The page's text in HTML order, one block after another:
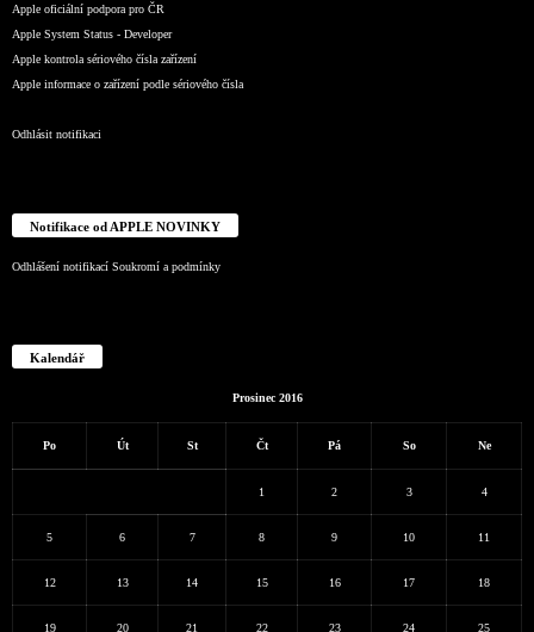
Apple oficiální podpora pro ČR
Apple System Status - Developer
Apple kontrola sériového čísla zařízení
Apple informace o zařízení podle sériového čísla
Odhlásit notifikaci
Notifikace od APPLE NOVINKY
Odhlášení notifikací Soukromí a podmínky
Kalendář
Prosinec 2016
Po Út St Čt Pá So Ne
1 2 3 4
5 6 7 8 9 10 11
12 13 14 15 16 17 18
19 20 21 22 23 24 25